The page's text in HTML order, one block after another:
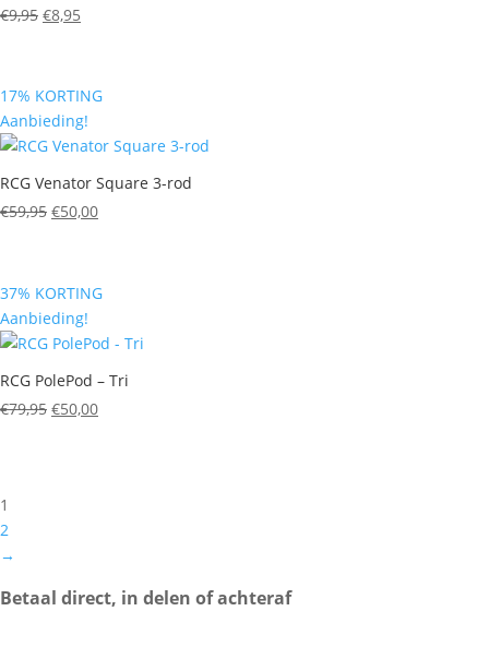
€9,95 Oorspronkelijke
€9,95.
€8,95
€8,95.
17% KORTING
Aanbieding!
RCG Venator Square 3-rod
€59,95 Oorspronkelijke
€59,95.
€50,00Huidige
€50,00.
37% KORTING
Aanbieding!
RCG PolePod – Tri
€79,95 Oorspronkelijke
€50,00Huidige
1
2
→
Betaal direct, in delen of achteraf